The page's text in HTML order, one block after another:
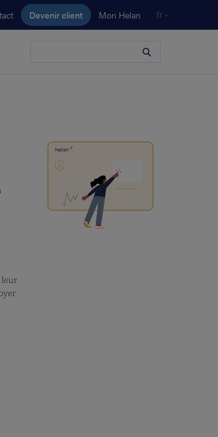
Devenir client Mon Helan fr
leur